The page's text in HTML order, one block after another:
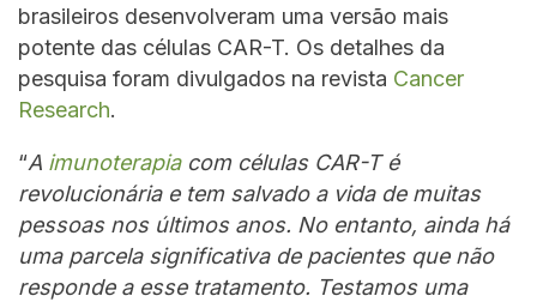
brasileiros desenvolveram uma versão mais
potente das células CAR-T. Os detalhes da
pesquisa foram divulgados na revista Cancer
Research.
“A imunoterapiacom células CAR-T é
revolucionária e tem salvado a vida de muitas
pessoas nos últimos anos. No entanto, ainda há
uma parcela significativa de pacientes que não
responde a esse tratamento. Testamos uma